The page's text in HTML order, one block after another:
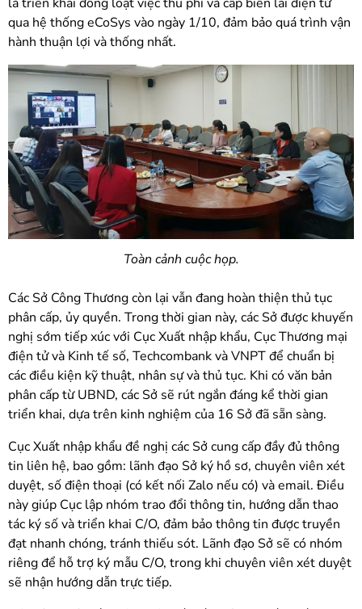
qua hệ thống eCoSys vào ngày 1/10, đảm bảo quá trình vận
hành thuận lợi và thống nhất.
Toàn cảnh cuộc họp.
Các Sở Công Thương còn lại vẫn đang hoàn thiện thủ tục
phân cấp, ủy quyền. Trong thời gian này, các Sở được khuyến
nghị sớm tiếp xúc với Cục Xuất nhập khẩu, Cục Thương mại
điện tử và Kinh tế số, Techcombank và VNPT để chuẩn bị
các điều kiện kỹ thuật, nhân sự và thủ tục. Khi có văn bản
phân cấp từ UBND, các Sở sẽ rút ngắn đáng kể thời gian
triển khai, dựa trên kinh nghiệm của 16 Sở đã sẵn sàng.
Cục Xuất nhập khẩu đề nghị các Sở cung cấp đầy đủ thông
tin liên hệ, bao gồm: lãnh đạo Sở ký hồ sơ, chuyên viên xét
duyệt, số điện thoại (có kết nối Zalo nếu có) và email. Điều
này giúp Cục lập nhóm trao đổi thông tin, hướng dẫn thao
tác ký số và triển khai C/O, đảm bảo thông tin được truyền
đạt nhanh chóng, tránh thiếu sót. Lãnh đạo Sở sẽ có nhóm
riêng để hỗ trợ ký mẫu C/O, trong khi chuyên viên xét duyệt
sẽ nhận hướng dẫn trực tiếp.